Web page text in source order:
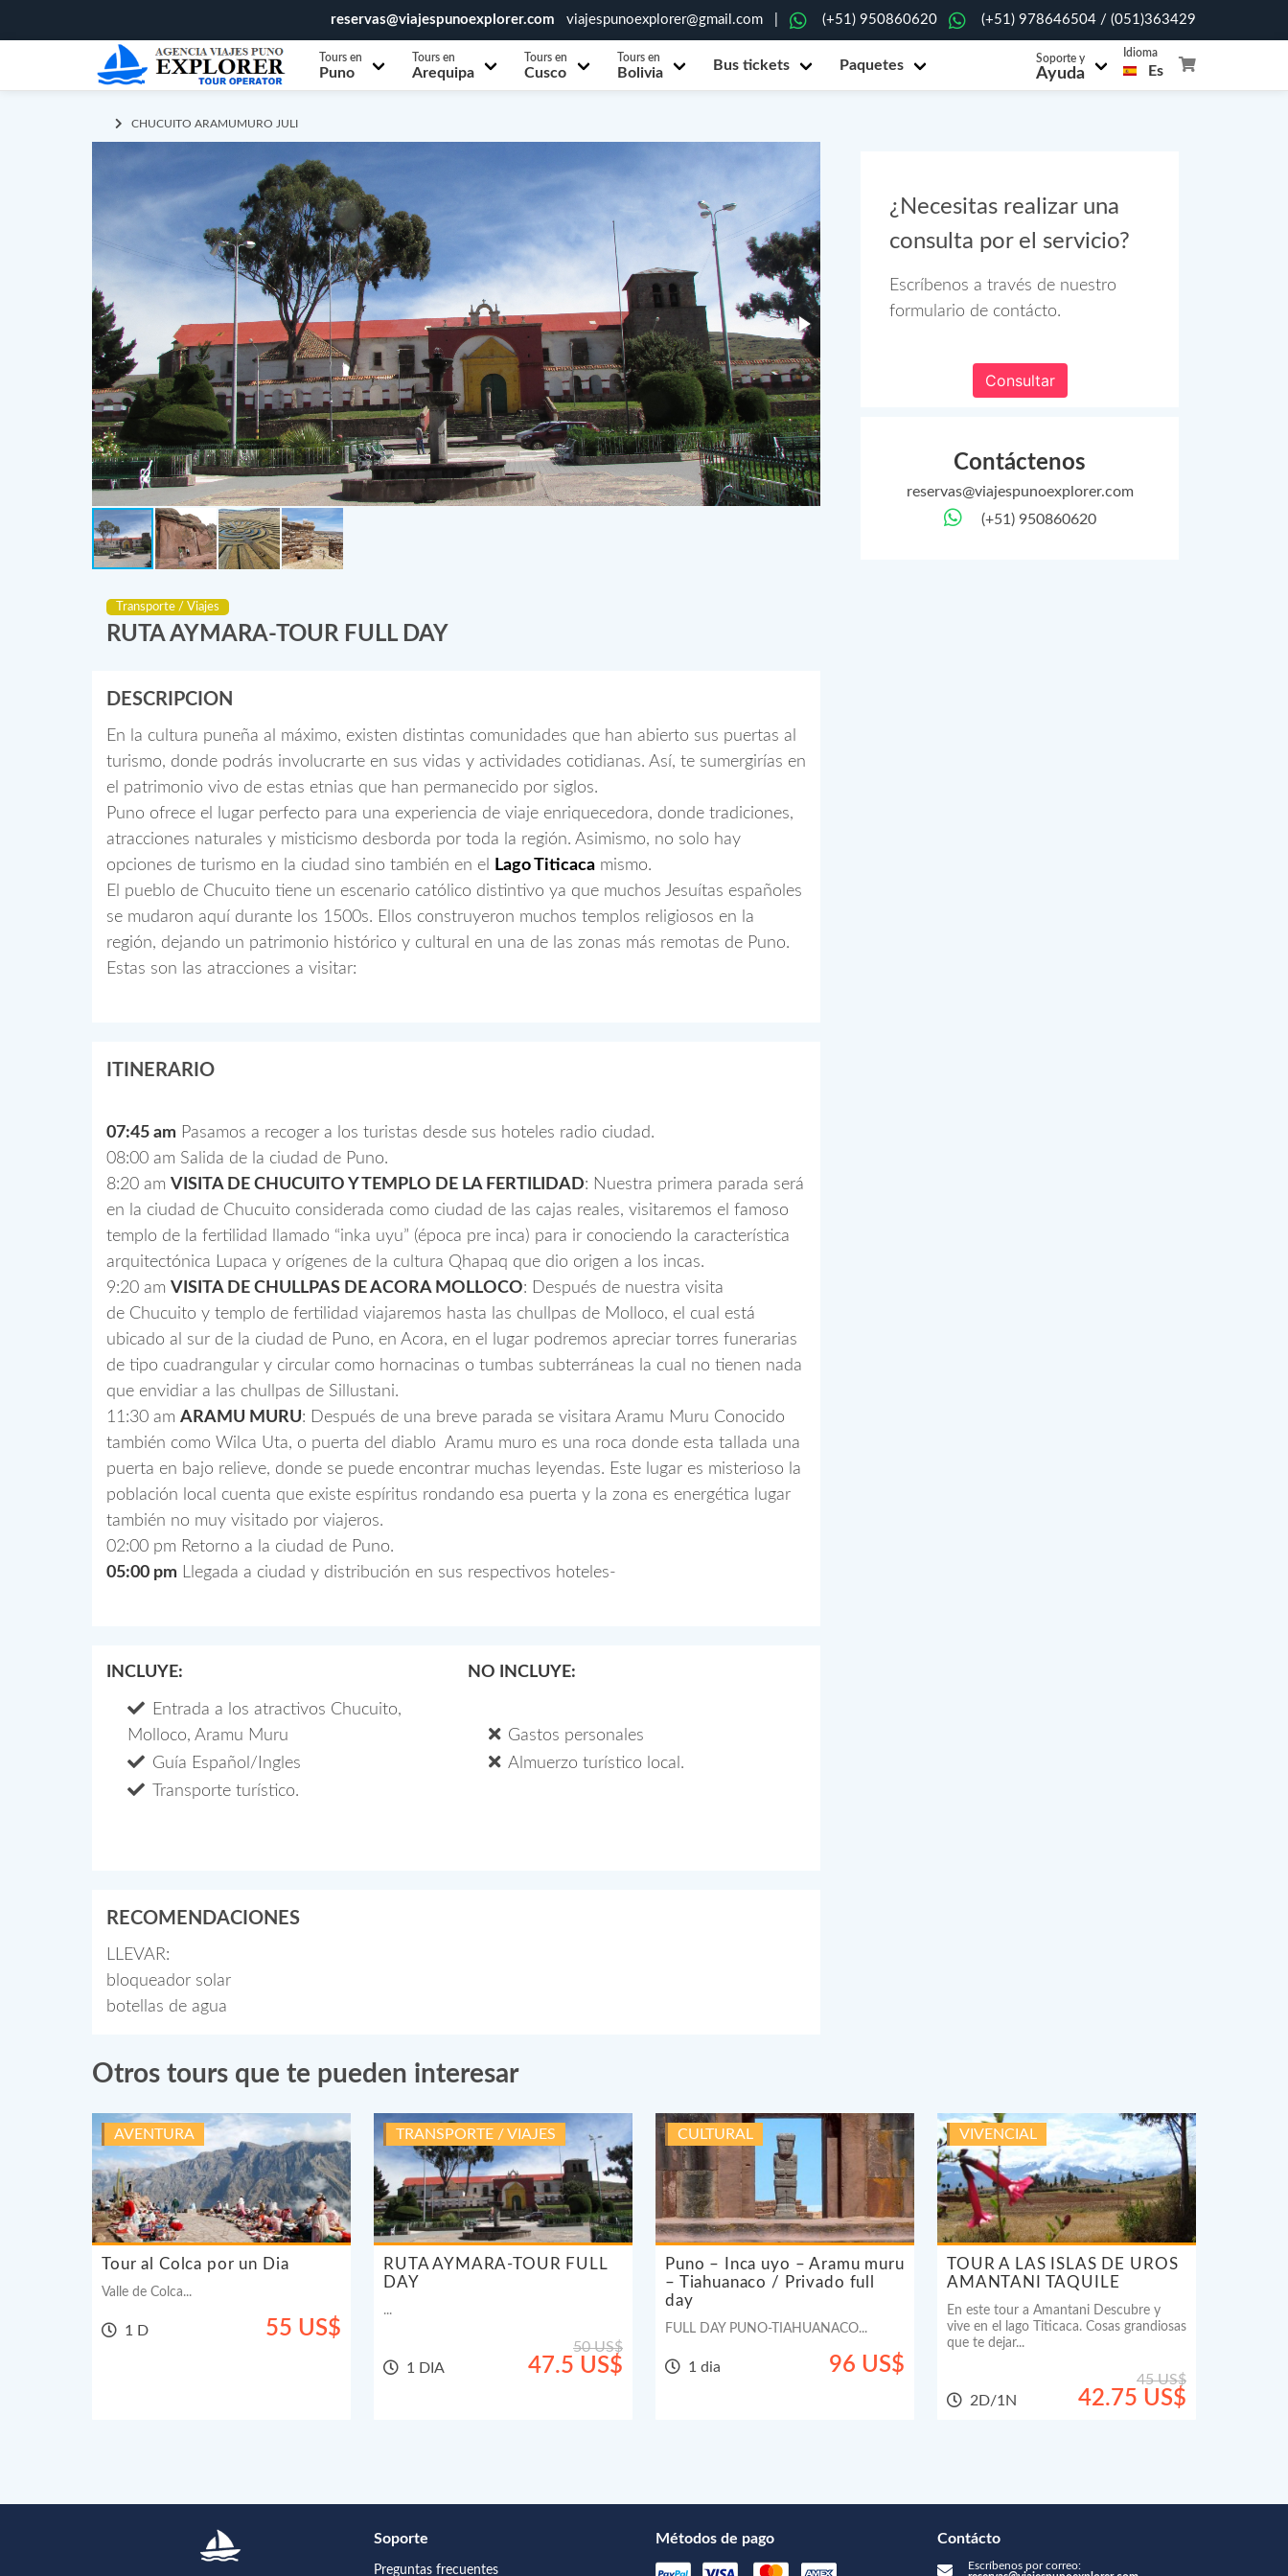
reservas@viajespunoexplorer.com viajespunoexplorer@gmail.com (+51) 950860620 (+51) 978646504 / (051)363429
Tours en
Puno
Tours en
Arequipa
Tours en
Cusco
Tours en
Bolivia Bus tickets Paquetes Soporte y
Ayuda
Idioma
Es
CHUCUITO ARAMUMURO JULI
Transporte / Viajes
RUTA AYMARA-TOUR FULL DAY
DESCRIPCION
En la cultura puneña al máximo, existen distintas comunidades que han abierto sus puertas al
turismo, donde podrás involucrarte en sus vidas y actividades cotidianas. Así, te sumergirías en
el patrimonio vivo de estas etnias que han permanecido por siglos.
Puno ofrece el lugar perfecto para una experiencia de viaje enriquecedora, donde tradiciones,
atracciones naturales y misticismo desborda por toda la región. Asimismo, no solo hay
opciones de turismo en la ciudad sino también en el
Lago Titicaca mismo.
El pueblo de Chucuito tiene un escenario católico distintivo ya que muchos Jesuítas españoles
se mudaron aquí durante los 1500s. Ellos construyeron muchos templos religiosos en la
región, dejando un patrimonio histórico y cultural en una de las zonas más remotas de Puno.
Estas son las atracciones a visitar:
ITINERARIO
07:45 am Pasamos a recoger a los turistas desde sus hoteles radio ciudad.
08:00 am Salida de la ciudad de Puno.
8:20 am VISITA DE CHUCUITO Y TEMPLO DE LA FERTILIDAD: Nuestra primera parada será
en la ciudad de Chucuito considerada como ciudad de las cajas reales, visitaremos el famoso
templo de la fertilidad llamado “inka uyu” (época pre inca) para ir conociendo la característica
arquitectónica Lupaca y orígenes de la cultura Qhapaq que dio origen a los incas.
9:20 am VISITA DE CHULLPAS DE ACORA MOLLOCO: Después de nuestra visita
de Chucuito y templo de fertilidad viajaremos hasta las chullpas de Molloco, el cual está
ubicado al sur de la ciudad de Puno, en Acora, en el lugar podremos apreciar torres funerarias
de tipo cuadrangular y circular como hornacinas o tumbas subterráneas la cual no tienen nada
que envidiar a las chullpas de Sillustani.
11:30 am ARAMU MURU: Después de una breve parada se visitara Aramu Muru Conocido
también como Wilca Uta, o puerta del diablo Aramu muro es una roca donde esta tallada una
puerta en bajo relieve, donde se puede encontrar muchas leyendas. Este lugar es misterioso la
población local cuenta que existe espíritus rondando esa puerta y la zona es energética lugar
también no muy visitado por viajeros.
02:00 pm Retorno a la ciudad de Puno.
05:00 pm Llegada a ciudad y distribución en sus respectivos hoteles-
INCLUYE:
Entrada a los atractivos Chucuito,
Molloco, Aramu Muru
Guía Español/Ingles
Transporte turístico.
NO INCLUYE:
Gastos personales
Almuerzo turístico local.
RECOMENDACIONES
LLEVAR:
bloqueador solar
botellas de agua
¿Necesitas realizar una
consulta por el servicio?
Escríbenos a través de nuestro
formulario de contácto.
Consultar
Contáctenos
reservas@viajespunoexplorer.com
(+51) 950860620
Otros tours que te pueden interesar
AVENTURA
Tour al Colca por un Dia
Valle de Colca...
1 D 55 US$
TRANSPORTE / VIAJES
RUTA AYMARA-TOUR FULL
DAY
...
1 DIA
50 US$
47.5 US$
CULTURAL
Puno – Inca uyo – Aramu muru
– Tiahuanaco / Privado full
day
FULL DAY PUNO-TIAHUANACO...
1 dia 96 US$
VIVENCIAL
TOUR A LAS ISLAS DE UROS
AMANTANI TAQUILE
En este tour a Amantani Descubre y
vive en el lago Titicaca. Cosas grandiosas
que te dejar...
2D/1N
45 US$
42.75 US$
Soporte
Preguntas frecuentes
Métodos de pago Contácto
Escríbenos por correo: